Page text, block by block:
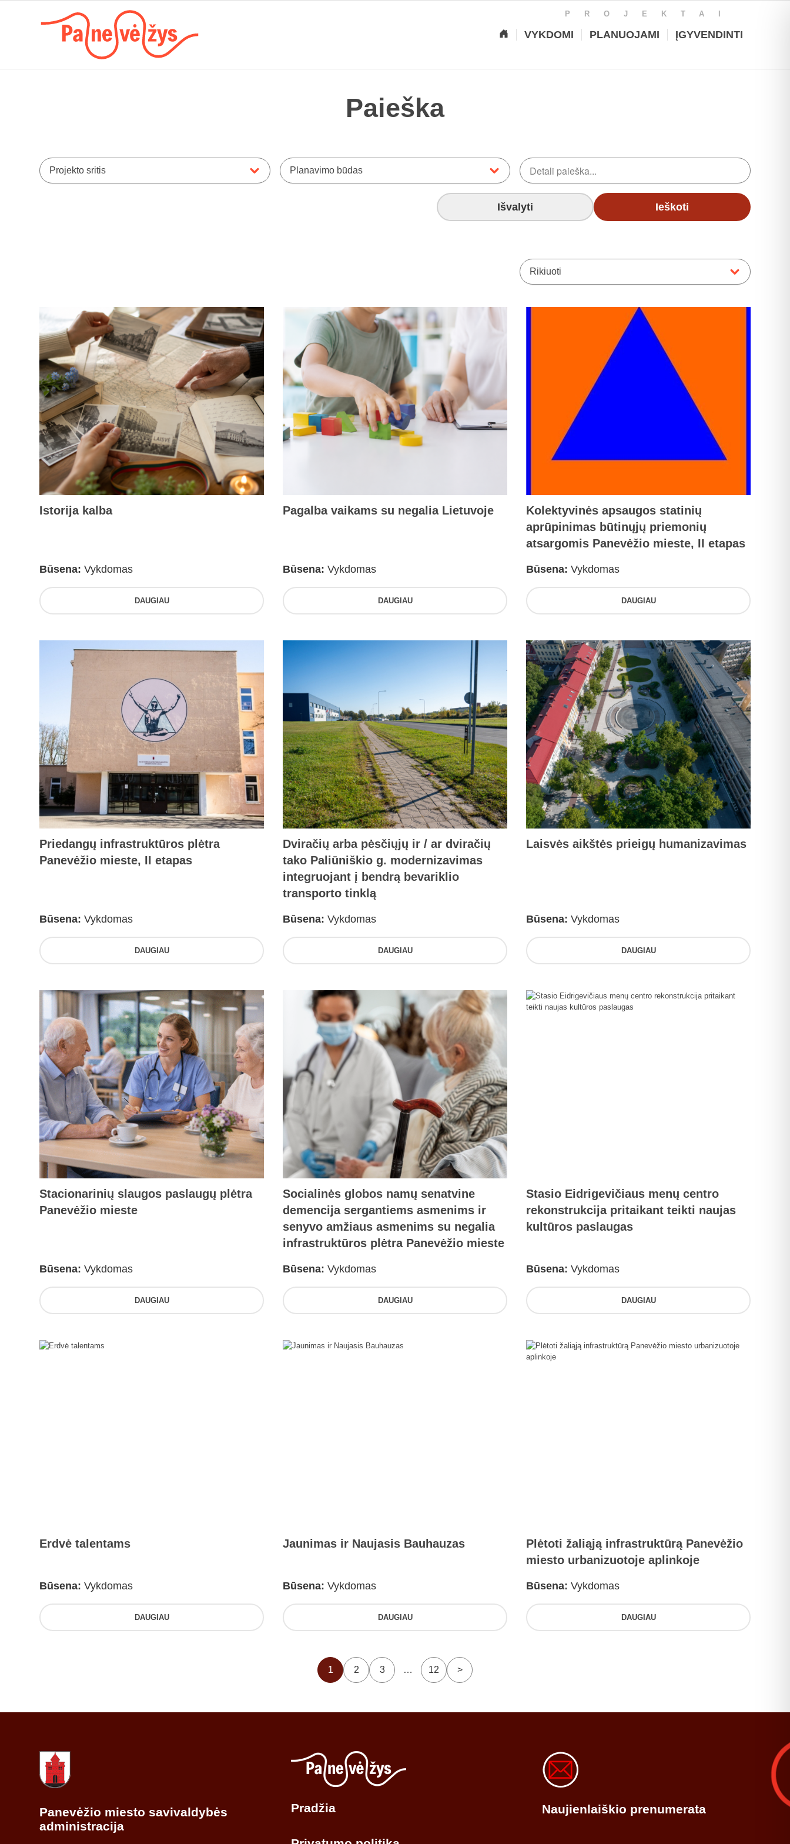
PROJEKTAI
VYKDOMI PLANUOJAMI ĮGYVENDINTI
Paieška
Projekto sritis Planavimo būdas
Išvalyti Ieškoti
Rikiuoti
Istorija kalba
Būsena: Vykdomas
DAUGIAU
Pagalba vaikams su negalia Lietuvoje
Būsena: Vykdomas
DAUGIAU
Kolektyvinės apsaugos statinių
aprūpinimas būtinųjų priemonių
atsargomis Panevėžio mieste, II etapas
Būsena: Vykdomas
DAUGIAU
Priedangų infrastruktūros plėtra
Panevėžio mieste, II etapas
Būsena: Vykdomas
DAUGIAU
Dviračių arba pėsčiųjų ir / ar dviračių
tako Paliūniškio g. modernizavimas
integruojant į bendrą bevariklio
transporto tinklą
Būsena: Vykdomas
DAUGIAU
Laisvės aikštės prieigų humanizavimas
Būsena: Vykdomas
DAUGIAU
Stacionarinių slaugos paslaugų plėtra
Panevėžio mieste
Būsena: Vykdomas
DAUGIAU
Socialinės globos namų senatvine
demencija sergantiems asmenims ir
senyvo amžiaus asmenims su negalia
infrastruktūros plėtra Panevėžio mieste
Būsena: Vykdomas
DAUGIAU
Stasio Eidrigevičiaus menų centro
rekonstrukcija pritaikant teikti naujas
kultūros paslaugas
Būsena: Vykdomas
DAUGIAU
Erdvė talentams
Būsena: Vykdomas
DAUGIAU
Jaunimas ir Naujasis Bauhauzas
Būsena: Vykdomas
DAUGIAU
Plėtoti žaliąją infrastruktūrą Panevėžio
miesto urbanizuotoje aplinkoje
Būsena: Vykdomas
DAUGIAU
1 2 3 … 12 >
Panevėžio miesto savivaldybės
administracija
Pradžia Naujienlaiškio prenumerata